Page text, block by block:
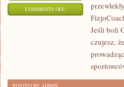
COMMENTS OFFON
STRETCHING
MOBILNOŚĆ
Jeśli boli
czujesz,
POSTED BY ADMIN